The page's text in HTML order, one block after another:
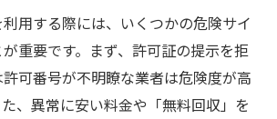
用する際には、いくつかの危険サイ
重要です。まず、許可証の提示を拒
可番号が不明瞭な業者は危険度が高
、異常に安い料金や「無料回収」を
お問い合わせはこちら
お問い合わせはこちら